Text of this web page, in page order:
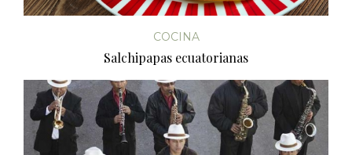
COCINA
Salchipapas ecuatorianas